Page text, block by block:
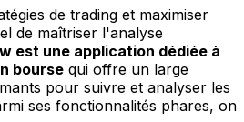
de trading et maximiser
de maîtriser l'analyse
est une application dédiée à
bourse qui offre un large
pour suivre et analyser les
ses fonctionnalités phares, on